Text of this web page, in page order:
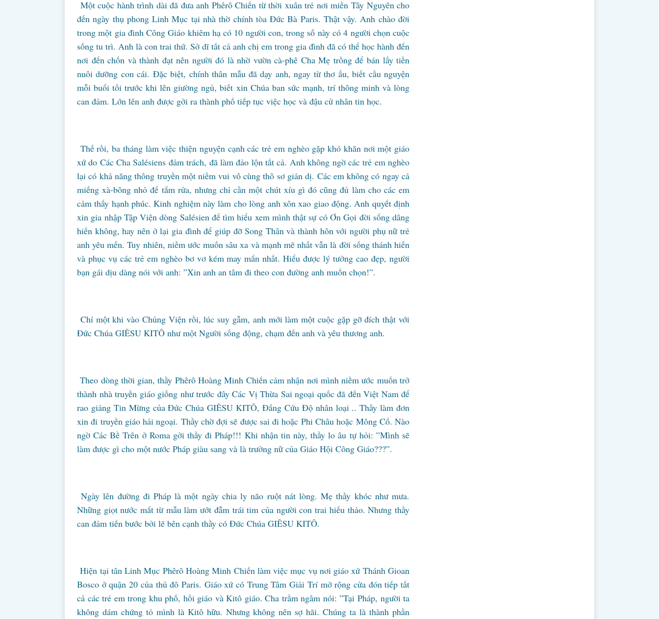
Một cuộc hành trình dài đã đưa anh Phêrô Chiến từ thời xuân trẻ nơi miền Tây Nguyên cho
đến ngày thụ phong Linh Mục tại nhà thờ chính tòa Đức Bà Paris. Thật vậy. Anh chào đời
trong một gia đình Công Giáo khiêm hạ có 10 người con, trong số này có 4 người chọn cuộc
sống tu trì. Anh là con trai thứ. Sở dĩ tất cả anh chị em trong gia đình đã có thể học hành đến
nơi đến chốn và thành đạt nên người đó là nhờ vườn cà-phê Cha Mẹ trồng để bán lấy tiền
nuôi dưỡng con cái. Đặc biệt, chính thân mẫu đã dạy anh, ngay từ thơ ấu, biết cầu nguyện
mỗi buổi tối trước khi lên giường ngủ, biết xin Chúa ban sức mạnh, trí thông minh và lòng
can đảm. Lớn lên anh được gởi ra thành phố tiếp tục việc học và đậu cử nhân tin học.
Thế rồi, ba tháng làm việc thiện nguyện cạnh các trẻ em nghèo gặp khó khăn nơi một giáo
xứ do Các Cha Salésiens đảm trách, đã làm đảo lộn tất cả. Anh không ngờ các trẻ em nghèo
lại có khả năng thông truyền một niềm vui vô cùng thô sơ giản dị. Các em không có ngay cả
miếng xà-bông nhỏ để tắm rửa, nhưng chỉ cần một chút xíu gì đó cũng đủ làm cho các em
cảm thấy hạnh phúc. Kinh nghiệm này làm cho lòng anh xôn xao giao động. Anh quyết định
xin gia nhập Tập Viện dòng Salésien để tìm hiểu xem mình thật sự có Ơn Gọi đời sống dâng
hiến không, hay nên ở lại gia đình để giúp đỡ Song Thân và thành hôn với người phụ nữ trẻ
anh yêu mến. Tuy nhiên, niềm ước muốn sâu xa và mạnh mẽ nhất vẫn là đời sống thánh hiến
và phục vụ các trẻ em nghèo bơ vơ kém may mắn nhất. Hiểu được lý tưởng cao đẹp, người
bạn gái dịu dàng nói với anh: ”Xin anh an tâm đi theo con đường anh muốn chọn!”.
Chỉ một khi vào Chủng Viện rồi, lúc suy gẫm, anh mới làm một cuộc gặp gỡ đích thật với
Đức Chúa GIÊSU KITÔ như một Người sống động, chạm đến anh và yêu thương anh.
Theo dòng thời gian, thầy Phêrô Hoàng Minh Chiến cảm nhận nơi mình niềm ước muốn trở
thành nhà truyền giáo giống như trước đây Các Vị Thừa Sai ngoại quốc đã đến Việt Nam để
rao giảng Tin Mừng của Đức Chúa GIÊSU KITÔ, Đấng Cứu Độ nhân loại .. Thầy làm đơn
xin đi truyền giáo hải ngoại. Thầy chờ đợi sẽ được sai đi hoặc Phi Châu hoặc Mông Cổ. Nào
ngờ Các Bề Trên ở Roma gởi thầy đi Pháp!!! Khi nhận tin này, thầy lo âu tự hỏi: ”Mình sẽ
làm được gì cho một nước Pháp giàu sang và là trưởng nữ của Giáo Hội Công Giáo???”.
Ngày lên đường đi Pháp là một ngày chia ly não ruột nát lòng. Mẹ thầy khóc như mưa.
Những giọt nước mắt từ mẫu làm ướt đẫm trái tim của người con trai hiếu thảo. Nhưng thầy
can đảm tiến bước bởi lẽ bên cạnh thầy có Đức Chúa GIÊSU KITÔ.
Hiện tại tân Linh Mục Phêrô Hoàng Minh Chiến làm việc mục vụ nơi giáo xứ Thánh Gioan
Bosco ở quận 20 của thủ đô Paris. Giáo xứ có Trung Tâm Giải Trí mở rộng cửa đón tiếp tất
cả các trẻ em trong khu phố, hồi giáo và Kitô giáo. Cha trầm ngâm nói: ”Tại Pháp, người ta
không dám chứng tỏ mình là Kitô hữu. Nhưng không nên sợ hãi. Chúng ta là thành phần